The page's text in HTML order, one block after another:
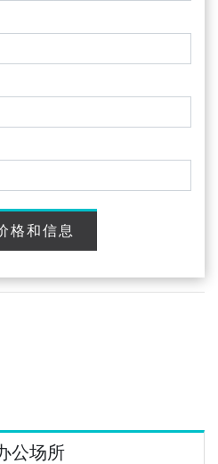
格和信息
公场所